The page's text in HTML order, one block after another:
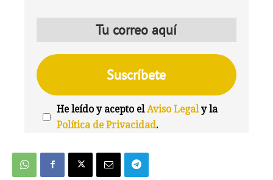
He leído y acepto elAviso Legaly la
Política de Privacidad.